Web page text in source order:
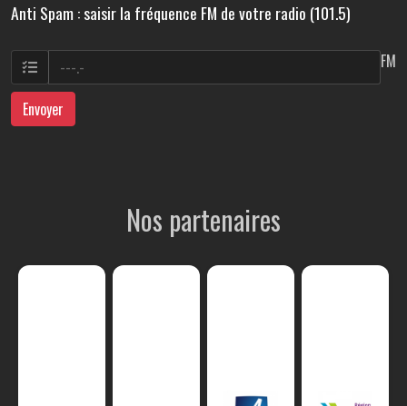
Anti Spam : saisir la fréquence FM de votre radio (101.5)
FM
Envoyer
Nos partenaires